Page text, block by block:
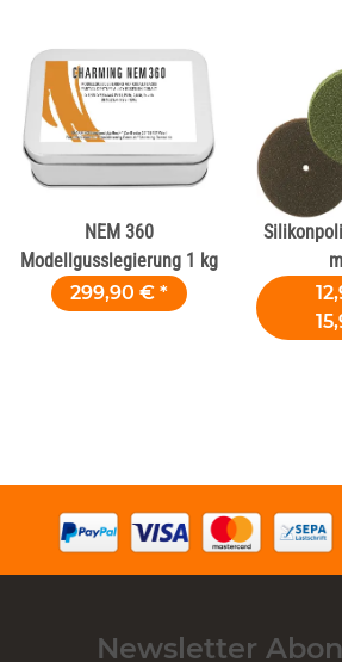
NEM 360
Modellgusslegierung 1 kg
299,90 € *
Newsletter